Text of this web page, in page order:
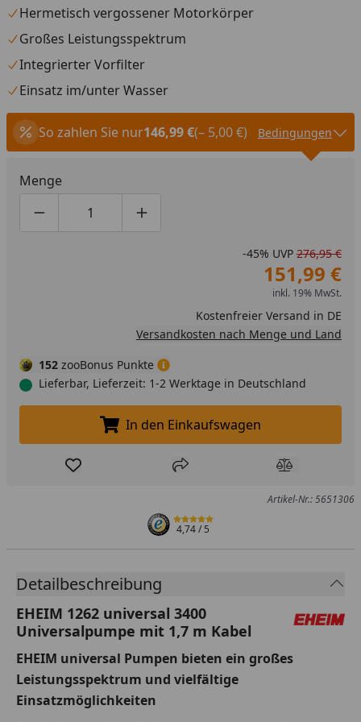
Hermetisch vergossener Motorkörper
Großes Leistungsspektrum
Integrierter Vorfilter
Einsatz im/unter Wasser
So zahlen Sie nur146,99 €(– 5,00 €) Bedingungen
Menge
Produktmenge um eins verringern
Produktmenge manuell eingeben
Produktmenge um eins erhöhen
-45% UVP 276,95 €
151,99 €
inkl. 19% MwSt.
Kostenfreier Versand in DE
Versandkosten nach Menge und Land
152 zooBonus Punkte
Lieferbar, Lieferzeit: 1-2 Werktage in Deutschland
In den Einkaufswagen legen
In den Einkaufswagen
Produkt zur Wunschliste hinzufügen
Teilen Produkt
Artikel-Nr.: 5651306
4,74/ 5
Detailbeschreibung
EHEIM 1262 universal 3400
Universalpumpe mit 1,7 m Kabel
EHEIM universal Pumpen bieten ein großes
Leistungsspektrum und vielfältige
Einsatzmöglichkeiten